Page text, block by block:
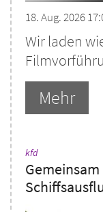
18. Aug. 2026
Wir laden
Mehr
kfd: